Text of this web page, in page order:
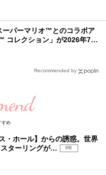
ーパーマリオ™とのコラボア
コレクション」が2026年7月
Recommended by
すめ
・ホール】からの誘惑。世界
ターリングが…
PR